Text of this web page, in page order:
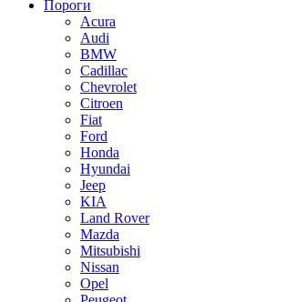
Пороги
Acura
Audi
BMW
Cadillac
Chevrolet
Citroen
Fiat
Ford
Honda
Hyundai
Jeep
KIA
Land Rover
Mazda
Mitsubishi
Nissan
Opel